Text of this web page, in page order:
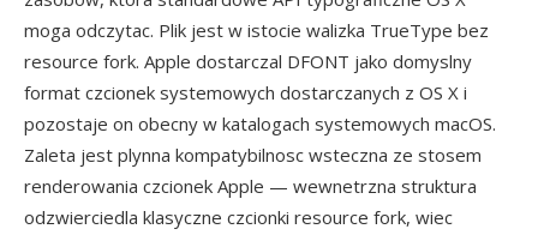
moga odczytac. Plik jest w istocie walizka TrueType bez
resource fork. Apple dostarczal DFONT jako domyslny
format czcionek systemowych dostarczanych z OS X i
pozostaje on obecny w katalogach systemowych macOS.
Zaleta jest plynna kompatybilnosc wsteczna ze stosem
renderowania czcionek Apple — wewnetrzna struktura
odzwierciedla klasyczne czcionki resource fork, wiec